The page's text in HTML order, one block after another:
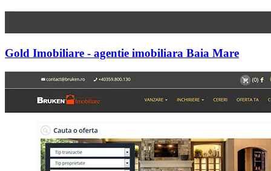
Gold Imobiliare - agentie imobiliara Baia Mare